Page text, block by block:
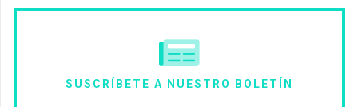
SUSCRÍBETE A NUESTRO BOLETÍN